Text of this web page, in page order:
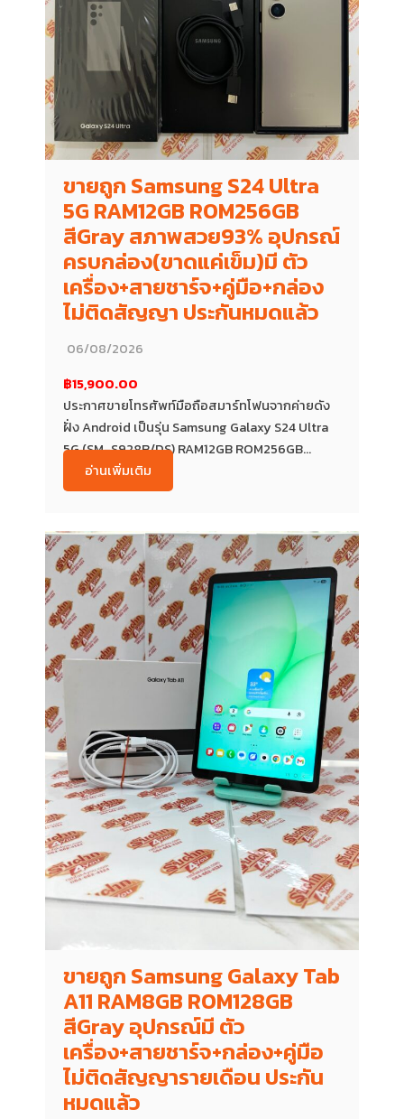
ขายถูก Samsung S24 Ultra
5G RAM12GB ROM256GB
สีGray สภาพสวย93% อุปกรณ์
ครบกล่อง(ขาดแค่เข็ม)มี ตัว
เครื่อง+สายชาร์จ+คู่มือ+กล่อง
ไม่ติดสัญญา ประกันหมดแล้ว
06/08/2026
฿15,900.00
ประกาศขายโทรศัพท์มือถือสมาร์ทโฟนจากค่ายดัง
ฝั่ง Android เป็นรุ่น Samsung Galaxy S24 Ultra
5G (SM-S928B/DS) RAM12GB ROM256GB...
อ่านเพิ่มเติม
ขายถูก Samsung Galaxy Tab
A11 RAM8GB ROM128GB
สีGray อุปกรณ์มี ตัว
เครื่อง+สายชาร์จ+กล่อง+คู่มือ
ไม่ติดสัญญารายเดือน ประกัน
หมดแล้ว